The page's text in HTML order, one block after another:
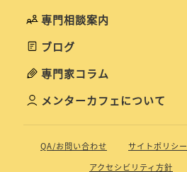
専門相談案内
ブログ
専門家コラム
メンターカフェについて
QA/お問い合わせ サイトポリシー
アクセシビリティ方針